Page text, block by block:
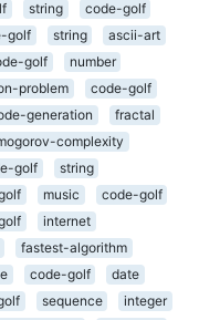
string
code-golf
golf string
ascii-art
golf
number
problem
code-golf
generation
fractal
complexity
golf
string
music
code-golf
internet
fastest-algorithm
code-golf
date
sequence
integer